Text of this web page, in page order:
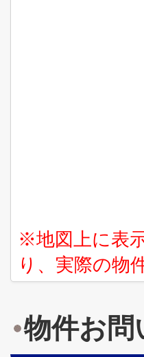
※地図上に表
り、実際の物
物件お問